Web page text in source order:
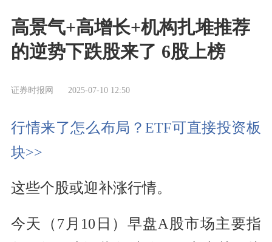
高景气+高增长+机构扎堆推荐
的逆势下跌股来了 6股上榜
证券时报网 2025-07-10 12:50
行情来了怎么布局？ETF可直接投资板
块>>
这些个股或迎补涨行情。
今天（7月10日）早盘A股市场主要指